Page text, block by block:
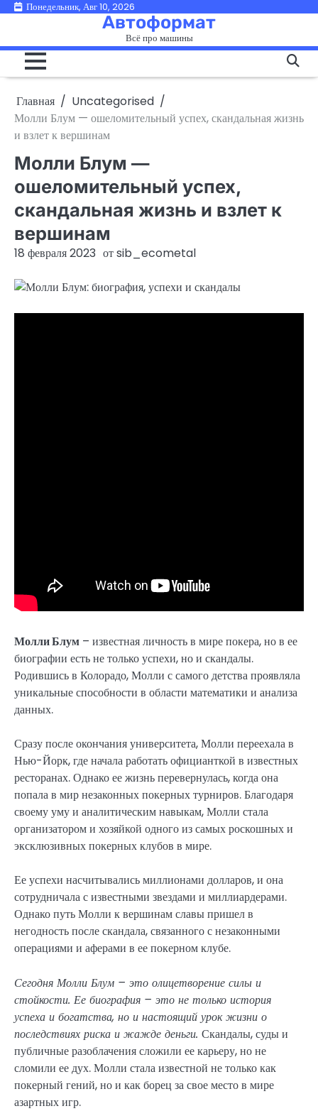
ПерейтиПонедельник, Авг 10, 2026
Автоформат
Всё про машины
Главная
Uncategorised
Молли Блум — ошеломительный успех, скандальная жизнь
и взлет к вершинам
Молли Блум —
ошеломительный успех,
скандальная жизнь и взлет к
вершинам
18 февраля 2023 отsib_ecometal
Молли Блум – известная личность в мире покера, но в ее
биографии есть не только успехи, но и скандалы.
Родившись в Колорадо, Молли с самого детства проявляла
уникальные способности в области математики и анализа
данных.
Сразу после окончания университета, Молли переехала в
Нью-Йорк, где начала работать официанткой в известных
ресторанах. Однако ее жизнь перевернулась, когда она
попала в мир незаконных покерных турниров. Благодаря
своему уму и аналитическим навыкам, Молли стала
организатором и хозяйкой одного из самых роскошных и
эксклюзивных покерных клубов в мире.
Ее успехи насчитывались миллионами долларов, и она
сотрудничала с известными звездами и миллиардерами.
Однако путь Молли к вершинам славы пришел в
негодность после скандала, связанного с незаконными
операциями и аферами в ее покерном клубе.
Сегодня Молли Блум – это олицетворение силы и
стойкости. Ее биография – это не только история
успеха и богатства, но и настоящий урок жизни о
последствиях риска и жажде деньги. Скандалы, суды и
публичные разоблачения сложили ее карьеру, но не
сломили ее дух. Молли стала известной не только как
покерный гений, но и как борец за свое место в мире
азартных игр.